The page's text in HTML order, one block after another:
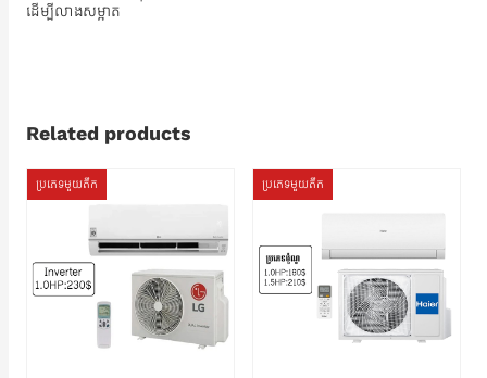
ដើម្បីលាងសម្អាត
Related products
ប្រភេទមួយតឹក ប្រភេទមួយតឹក